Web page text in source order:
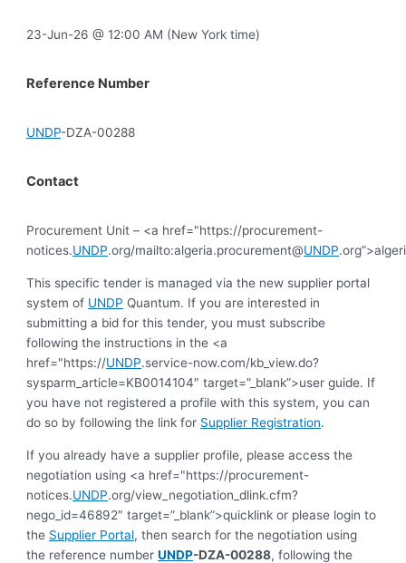
23-Jun-26 @ 12:00 AM (New York time)
Reference Number
UNDP-DZA-00288
Contact
Procurement Unit – <a href="https://procurement-
notices.UNDP.org/mailto:algeria.procurement@UNDP
This specific tender is managed via the new supplier portal
system of UNDP Quantum. If you are interested in
submitting a bid for this tender, you must subscribe
following the instructions in the <a
href="https://UNDP.service-now.com/kb_view.do?
sysparm_article=KB0014104″ target=”_blank”>user guide. If
you have not registered a profile with this system, you can
do so by following the link for Supplier Registration.
If you already have a supplier profile, please access the
negotiation using <a href="https://procurement-
notices.UNDP.org/view_negotiation_dlink.cfm?
nego_id=46892″ target=”_blank”>quicklink or please login to
the Supplier Portal, then search for the negotiation using
the reference numberUNDP-DZA-00288, following the